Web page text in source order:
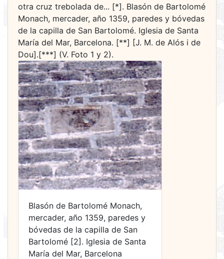
otra cruz trebolada de... [*]. Blasón de Bartolomé
Monach, mercader, año 1359, paredes y bóvedas
de la capilla de San Bartolomé. Iglesia de Santa
María del Mar, Barcelona. [**] [J. M. de Alós i de
Dou].[***] (V. Foto 1 y 2).
Blasón de Bartolomé Monach,
mercader, año 1359, paredes y
bóvedas de la capilla de San
Bartolomé [2]. Iglesia de Santa
María del Mar, Barcelona